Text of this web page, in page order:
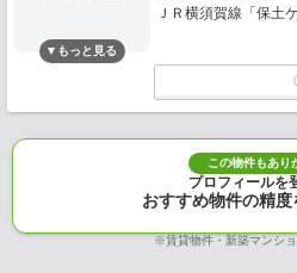
ＪＲ横須賀線「保土
この物件もあり
プロフィールを
おすすめ物件の精度
※賃貸物件・新築マンシ